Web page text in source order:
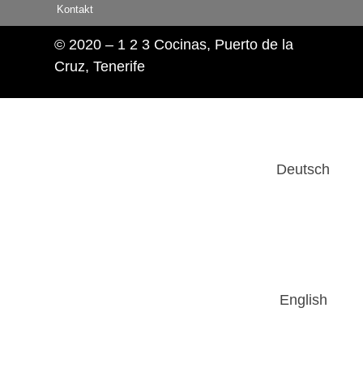
Kontakt
© 2020 – 1 2 3 Cocinas, Puerto de la
Cruz, Tenerife
Deutsch
English